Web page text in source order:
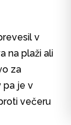
v
na plaži ali
za
pa je v
večeru